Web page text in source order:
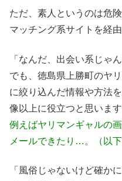
ただ、素人というのは危
マッチング系サイトを経
「なんだ、出会い系じゃ
でも、徳島県上勝町のヤ
に絞り込んだ情報や方法
像以上に役立つと思います
例えばヤリマンギャルの
メールできたり…。（以下
「風俗じゃないけど確か